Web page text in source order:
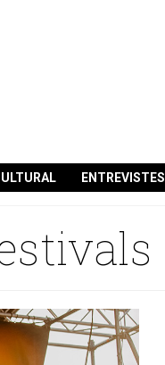
ENTREVISTES